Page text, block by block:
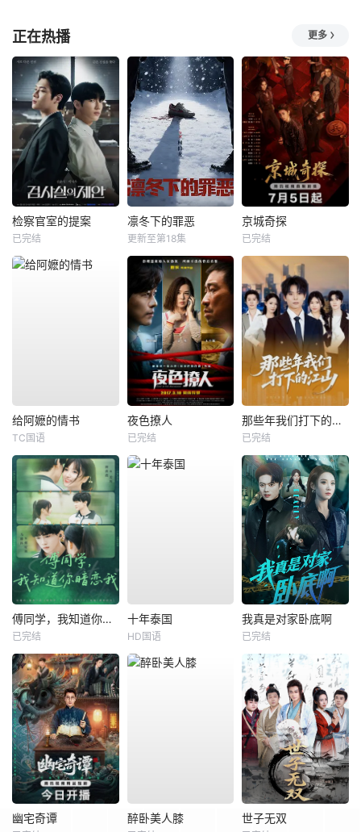
正在热播 更多
检察官室的提案
已完结
凛冬下的罪恶
更新至第18集
京城奇探
已完结
给阿嬷的情书
TC国语
夜色撩人
已完结
那些年我们打下的江山
已完结
傅同学，我知道你暗恋我
已完结
十年泰国
HD国语
我真是对家卧底啊
已完结
幽宅奇谭 醉卧美人膝 世子无双